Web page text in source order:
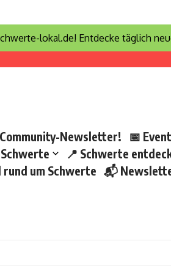
lokal.de! Entdecke täglich
2026
direkt starten
Newsletter! 📅
📍 Schwerte
um Schwerte 📬